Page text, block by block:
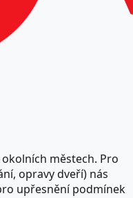
městech. Pro
opravy dveří) nás
upřesnění podmínek